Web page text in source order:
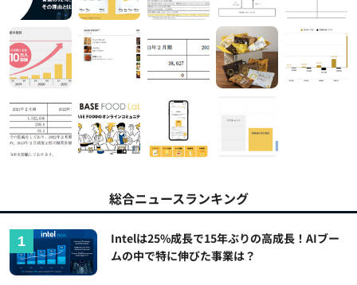
総合ニュースランキング
Intelは25%成長で15年ぶりの高成長！AIブー
ムの中で特に伸びた事業は？